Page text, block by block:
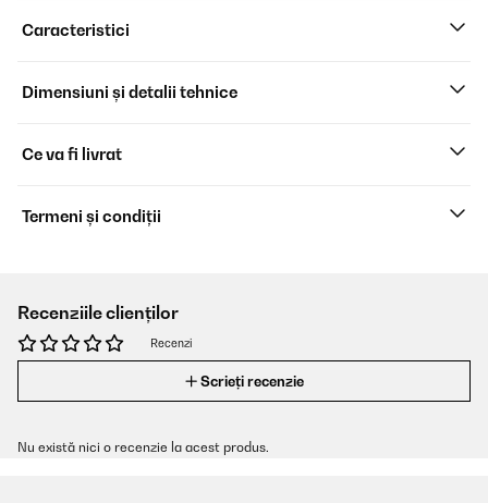
Caracteristici
Dimensiuni și detalii tehnice
Ce va fi livrat
Termeni și condiții
Recenziile clienților
Recenzi
Scrieți recenzie
Nu există nici o recenzie la acest produs.